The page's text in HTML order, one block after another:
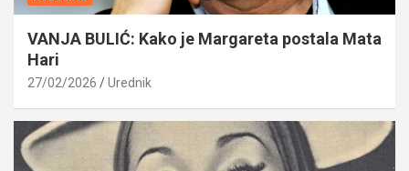
VANJA BULIĆ: Kako je Margareta postala Mata
Hari
27/02/2026 Urednik